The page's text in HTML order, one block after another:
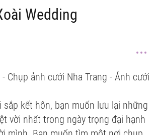
Wedding
- Chụp ảnh cưới Nha Trang - Ảnh cưới
sắp kết hôn, bạn muốn lưu lại những
vời nhất trong ngày trọng đại hạnh